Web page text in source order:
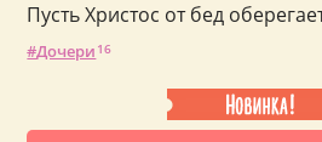
Пусть Христос от бед
Дочери 16